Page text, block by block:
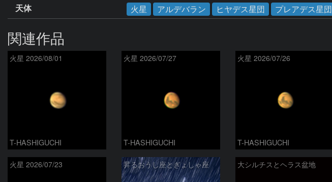
天体
火星 アルデバラン ヒヤデス星団 プレアデス星団
関連作品
火星 2026/08/01
T-HASHIGUCHI
火星 2026/07/27
T-HASHIGUCHI
火星 2026/07/26
T-HASHIGUCHI
火星 2026/07/23 昇るおうし座とぎょしゃ座 大シルチスとヘラス盆地